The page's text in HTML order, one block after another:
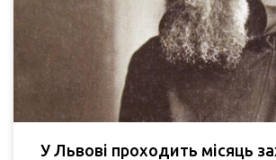
У Львові проходить місяць